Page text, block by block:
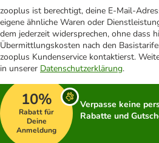
zooplus ist berechtigt, deine E-Mail-
eigene ähnliche Waren oder
dem jederzeit widersprechen, ohne dass
Übermittlungskosten nach den
zooplus Kundenservice kontaktierst.
in unserer Datenschutzerklärung.
10%
Rabatt für
Deine
Anmeldung
Verpasse keine
Rabatte und